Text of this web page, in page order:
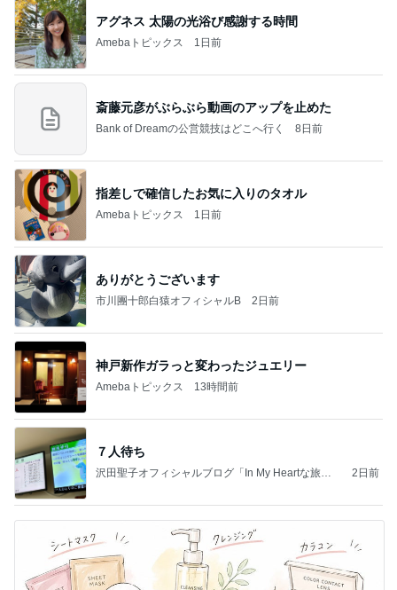
アグネス 太陽の光浴び感謝する時間
Amebaトピックス 1日前
斎藤元彦がぶらぶら動画のアップを止めた
Bank of Dreamの公営競技はどこへ行く 8日前
指差しで確信したお気に入りのタオル
Amebaトピックス 1日前
ありがとうございます
市川團十郎白猿オフィシャルB 2日前
神戸新作ガラっと変わったジュエリー
Amebaトピックス 13時間前
７人待ち
沢田聖子オフィシャルブログ「In My Heartな旅日
2日前